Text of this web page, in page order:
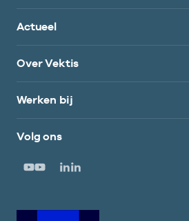
Actueel
Over Vektis
Werken bij
Volg ons